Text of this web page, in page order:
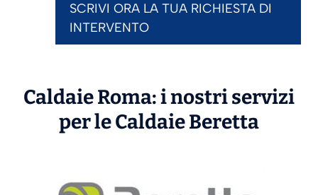
SCRIVI ORA LA TUA RICHIESTA DI
INTERVENTO
Caldaie Roma: i nostri servizi
per le CaldaieBeretta